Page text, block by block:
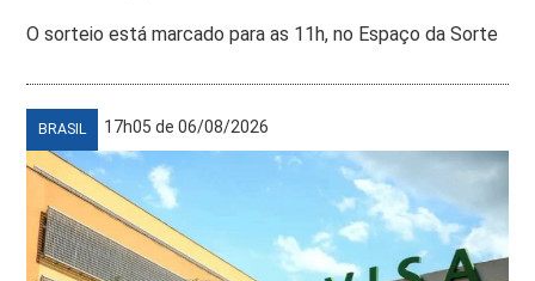
O sorteio está marcado para as 11h, no Espaço da Sorte
BRASIL 17h05 de 06/08/2026